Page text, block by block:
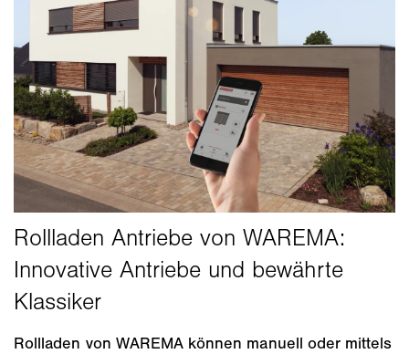
Rollladen von WAREMA können manuell oder mittels